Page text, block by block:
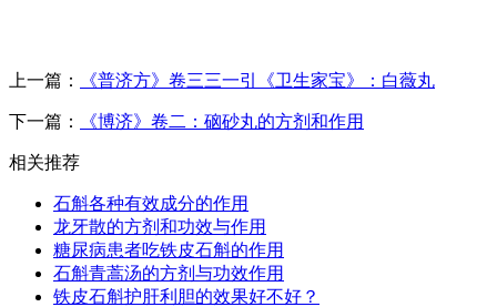
上一篇： 《普济方》卷三三一引《卫生家宝》：白薇丸
下一篇： 《博济》卷二：硇砂丸的方剂和作用
相关推荐
石斛各种有效成分的作用
龙牙散的方剂和功效与作用
糖尿病患者吃铁皮石斛的作用
石斛青蒿汤的方剂与功效作用
铁皮石斛护肝利胆的效果好不好？